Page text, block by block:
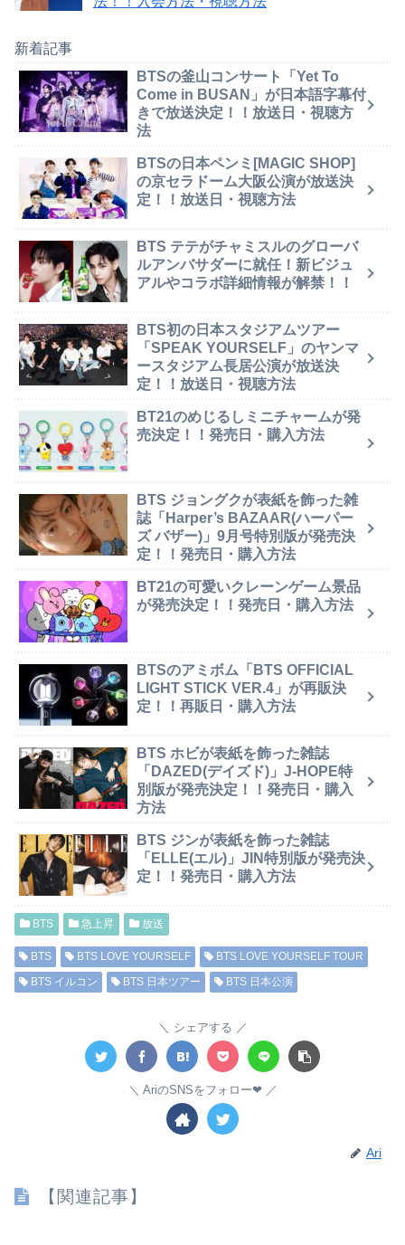
新着記事
BTSの釜山コンサート「Yet To
Come in BUSAN」が日本語字幕付
きで放送決定！！放送日・視聴方
法
BTSの日本ペンミ[MAGIC SHOP]
の京セラドーム大阪公演が放送決
定！！放送日・視聴方法
BTS テテがチャミスルのグローバ
ルアンバサダーに就任！新ビジュ
アルやコラボ詳細情報が解禁！！
BTS初の日本スタジアムツアー
「SPEAK YOURSELF」のヤンマ
ースタジアム長居公演が放送決
定！！放送日・視聴方法
BT21のめじるしミニチャームが発
売決定！！発売日・購入方法
BTS ジョングクが表紙を飾った雑
誌「Harper’s BAZAAR(ハーパー
ズ バザー)」9月号特別版が発売決
定！！発売日・購入方法
BT21の可愛いクレーンゲーム景品
が発売決定！！発売日・購入方法
BTSのアミボム「BTS OFFICIAL
LIGHT STICK VER.4」が再販決
定！！再販日・購入方法
BTS ホビが表紙を飾った雑誌
「DAZED(デイズド)」J-HOPE特
別版が発売決定！！発売日・購入
方法
BTS ジンが表紙を飾った雑誌
「ELLE(エル)」JIN特別版が発売決
定！！発売日・購入方法
BTS 急上昇 放送
BTS BTS LOVE YOURSELF
BTS LOVE YOURSELF TOUR
BTS イルコン
BTS 日本ツアー BTS 日本公演
シェアする
AriのSNSをフォロー❤︎
Ari
【関連記事】